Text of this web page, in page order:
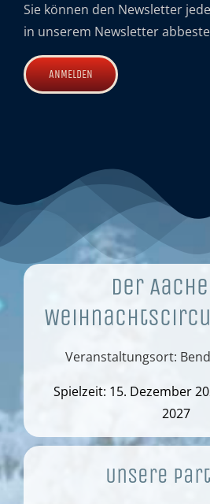
Sie können den Newsletter
in unserem Newsletter
Der
Veranstaltungsort:
Spielzeit: 15. Dezember
2027
Unsere